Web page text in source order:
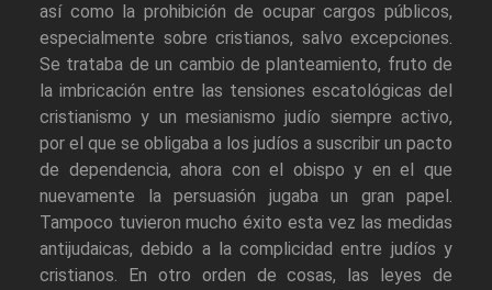
así como la prohibición de ocupar cargos públicos,
especialmente sobre cristianos, salvo excepciones.
Se trataba de un cambio de planteamiento, fruto de
la imbricación entre las tensiones escatológicas del
cristianismo y un mesianismo judío siempre activo,
por el que se obligaba a los judíos a suscribir un pacto
de dependencia, ahora con el obispo y en el que
nuevamente la persuasión jugaba un gran papel.
Tampoco tuvieron mucho éxito esta vez las medidas
antijudaicas, debido a la complicidad entre judíos y
cristianos. En otro orden de cosas, las leyes de